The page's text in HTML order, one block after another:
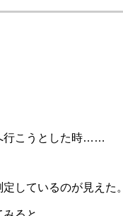
行こうとした時……
しているのが見えた。